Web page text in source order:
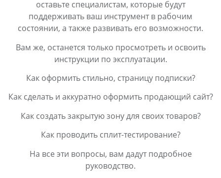
оставьте специалистам, которые будут
поддерживать ваш инструмент в рабочим
состоянии, а также развивать его возможности.
Вам же, останется только просмотреть и освоить
инструкции по эксплуатации.
Как оформить стильно, страницу подписки?
Как сделать и аккуратно оформить продающий сайт?
Как создать закрытую зону для своих товаров?
Как проводить сплит-тестирование?
На все эти вопросы, вам дадут подробное
руководство.